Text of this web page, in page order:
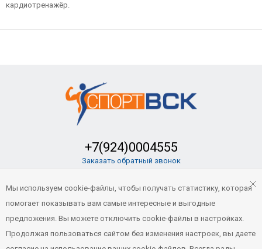
кардиотренажёр.
+7(924)0004555
Заказать обратный звонок
sport-vsk@mail.ru
© Все права защищены. «Спорт-ВСК» 2021
Мы используем cookie-файлы, чтобы получать статистику, которая
помогает показывать вам самые интересные и выгодные
предложения. Вы можете отключить cookie-файлы в настройках.
Продолжая пользоваться сайтом без изменения настроек, вы даете